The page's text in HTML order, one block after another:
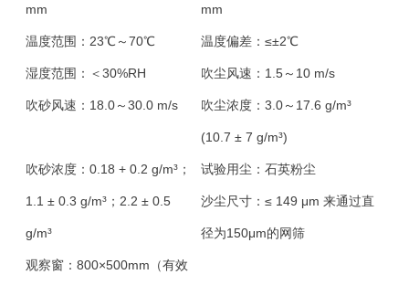
mm mm
温度范围：23℃～70℃ 温度偏差：≤±2℃
湿度范围：＜30%RH 吹尘风速：1.5～10 m/s
吹砂风速：18.0～30.0 m/s 吹尘浓度：3.0～17.6 g/m³
(10.7 ± 7 g/m³)
吹砂浓度：0.18 + 0.2 g/m³；
1.1 ± 0.3 g/m³；2.2 ± 0.5
g/m³
试验用尘：石英粉尘
沙尘尺寸：≤ 149 μm 来通过直
径为150μm的网筛
观察窗：800×500mm（有效